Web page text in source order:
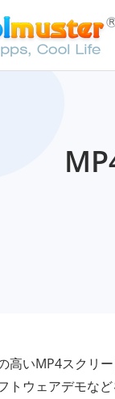
高いMP4スクリ
トウェアデモな